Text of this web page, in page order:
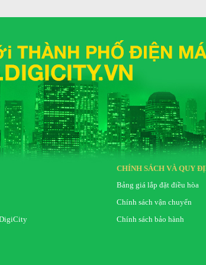
từ lỗ phun của máy giặt
CHÍNH SÁCH VÀ QUY
Bảng giá lắp đặt điều hòa
Chính sách vận chuyển
Chính sách bảo hành